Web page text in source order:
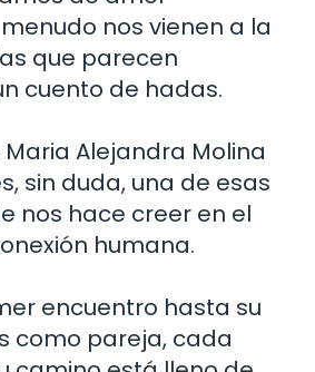
nos vienen a la
que parecen
cuento de hadas.
Alejandra Molina
sin duda, una de esas
nos hace creer en el
humana.
encuentro hasta su
como pareja, cada